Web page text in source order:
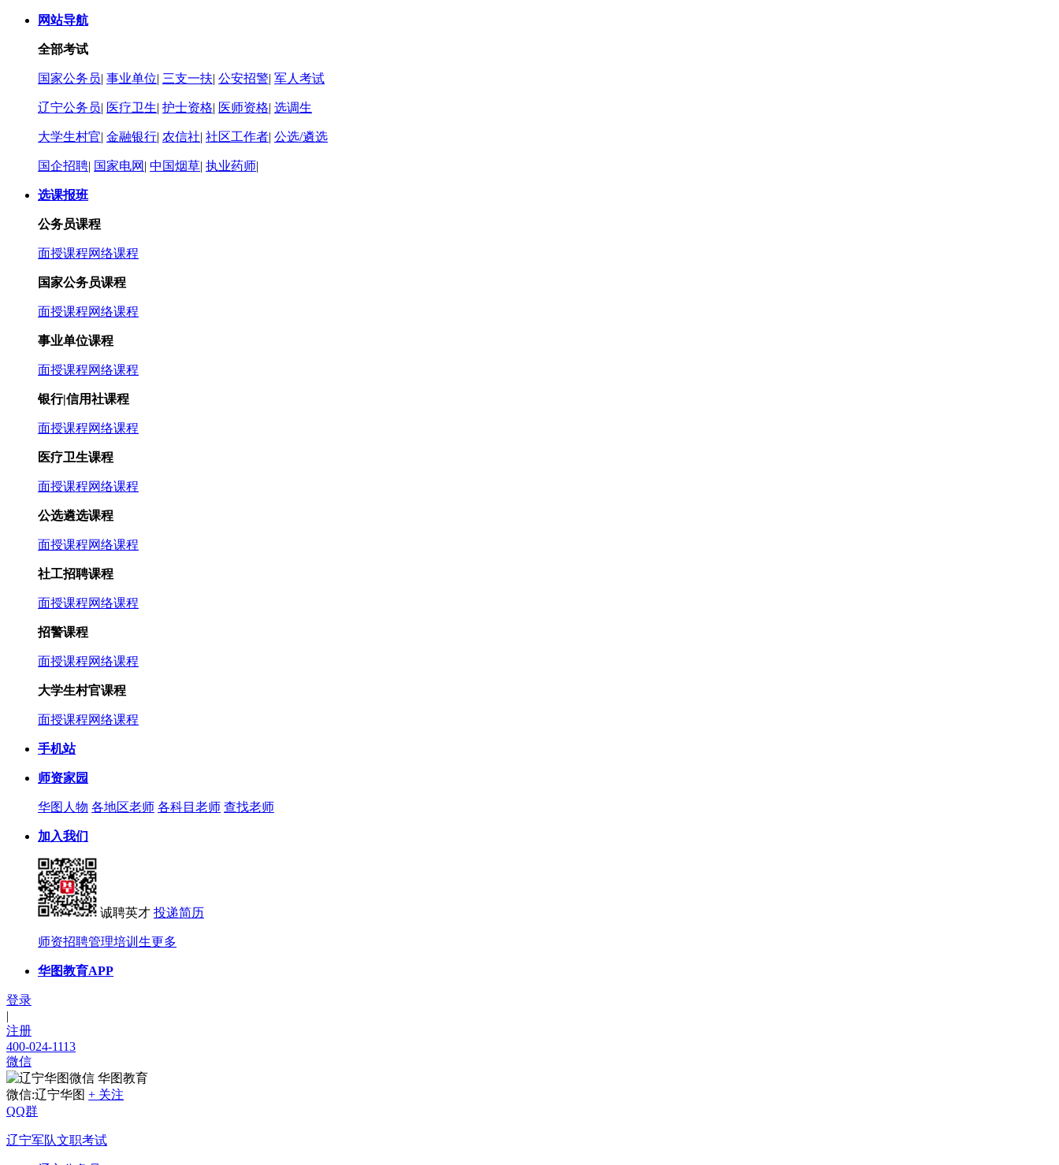
网站导航
全部考试
国家公务员| 事业单位| 三支一扶| 公安招警| 军人考试
辽宁公务员| 医疗卫生| 护士资格| 医师资格| 选调生
大学生村官| 金融银行| 农信社| 社区工作者| 公选/遴选
国企招聘| 国家电网 | 中国烟草| 执业药师|
选课报班
公务员课程
面授课程网络课程
国家公务员课程
面授课程网络课程
事业单位课程
面授课程网络课程
银行|信用社课程
面授课程网络课程
医疗卫生课程
面授课程网络课程
公选遴选课程
面授课程网络课程
社工招聘课程
面授课程网络课程
招警课程
面授课程网络课程
大学生村官课程
面授课程网络课程
手机站
师资家园
华图人物 各地区老师 各科目老师 查找老师
加入我们
诚聘英才 投递简历
师资招聘管理培训生更多
华图教育APP
登录
|
注册
400-024-1113
微信
华图教育
微信:辽宁华图 + 关注
QQ群
辽宁军队文职考试